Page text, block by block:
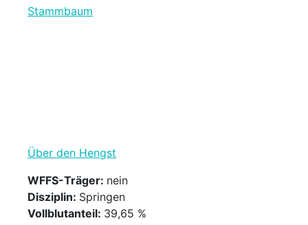
Stammbaum
Über den Hengst
WFFS-Träger: nein
Disziplin: Springen
Vollblutanteil: 39,65 %